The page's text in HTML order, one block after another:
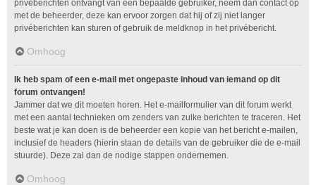
privéberichten ontvangt van een bepaalde gebruiker, neem dan contact op
met de beheerder, deze kan ervoor zorgen dat hij of zij niet langer
privéberichten kan sturen of gebruik de meldknop in het privébericht.
Omhoog
Ik heb spam of een e-mail met ongepaste inhoud van iemand op dit
forum ontvangen!
Jammer dat we dit moeten horen. Het e-mailformulier van dit forum werkt
met een aantal technieken om zenders van zulke berichten te traceren. Het
beste wat je kan doen is de beheerder een kopie van het bericht e-mailen,
inclusief de headers (hierin staan de details van de gebruiker die de e-mail
stuurde). Deze zal dan de nodige stappen ondernemen.
Omhoog